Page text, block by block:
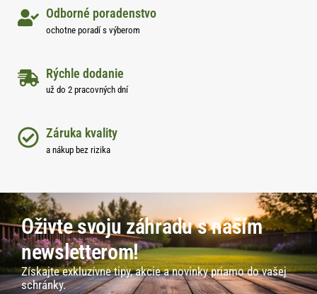
Odborné poradenstvo
ochotne poradí s výberom
Rýchle dodanie
už do 2 pracovných dní
Záruka kvality
a nákup bez rizika
Oživte svoju záhradu s naším
newsletterom!
Získajte exkluzívne tipy, akcie a novinky priamo do vašej
schránky.